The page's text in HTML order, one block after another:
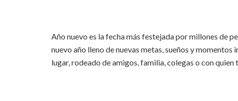
Año nuevo es la fecha más festejada por millones de
nuevo año lleno de nuevas metas, sueños y
lugar, rodeado de amigos, familia, colegas o con quien